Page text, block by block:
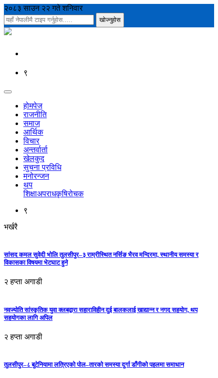
२०८३ साउन २२ गते शनिवार
९
होमपेज
राजनीति
समाज
आर्थिक
विचार
अन्तर्वार्ता
खेलकुद
सुचना प्रविधि
मनोरन्जन
थप
शिक्षाअपराधकृषिरोचक
९
भर्खरै
सांसद कमल सुवेदी भोलि तुलसीपुर–३ राम्रीस्थित नर्सिङ भैरव मन्दिरमा, स्थानीय समस्या र
विकासका विषयमा भेटघाट हुने
२ हप्ता अगाडी
नवज्योति सांस्कृतिक युवा क्लबद्वारा सहाराविहीन दुई बालकलाई खाद्यान्न र नगद सहयोग, थप
सहयोगका लागि अपिल
२ हप्ता अगाडी
तुलसीपुर–८ बुटेनियामा लत्रिएको पोल–तारको समस्या दुर्गा डाँगीको पहलमा समाधान